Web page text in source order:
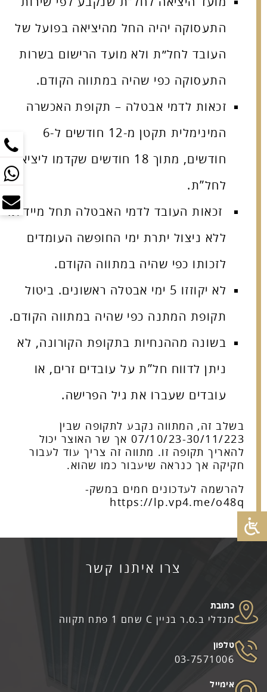
התעסוקה יהיה החל מהיציאה בפועל של
העובד לחל״ת ולא מועד הרישום בשרות
התעסוקה כפי שהיה במתווה הקודם.
זכאות לדמי אבטלה – תקופת האכשרה
המינימלית תקטן מ-12 חודשים ל-6
חודשים, מתוך 18 חודשים שקדמו ליציאה
לחל”ת.
זכאות העובד לדמי האבטלה תחל מיידית.
ללא ניצול יתרת ימי החופשה העומדים
לזכותו כפי שהיה במתווה הקודם.
לא יקוזזו 5 ימי אבטלה ראשונים. ביטול
תקופת המתנה כפי שהיה במתווה הקודם.
בשונה מההנחיות בתקופת הקורונה, לא
ניתן לדווח חל”ת על עובדים זרים, או
עובדים שעברו את גיל הפרישה.
בשלב זה, המתווה נקבע לתקופה שבין
07/10/23-30/11/223 אך שר האוצר יכול
להאריך תקופה זו. מתווה זה צריך עוד לעבור
חקיקה אך כנראה שיעבור כמו שהוא.
להרשמה לעדכונים חמים במשק-
https://lp.vp4.me/o48q
מגדלי ב.ס.ר בניין C שחם 1 פתח תקווה
03-7571006